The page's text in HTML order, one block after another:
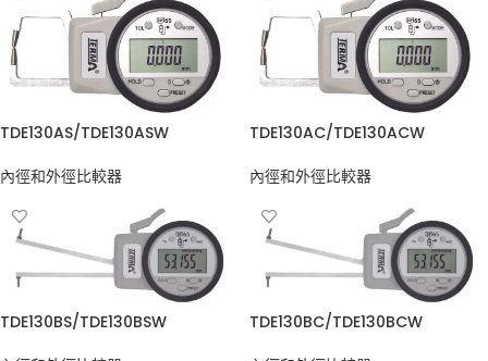
TDE130AS/TDE130ASW
內徑和外徑比較器
TDE130AC/TDE130ACW
內徑和外徑比較器
TDE130BS/TDE130BSW TDE130BC/TDE130BCW